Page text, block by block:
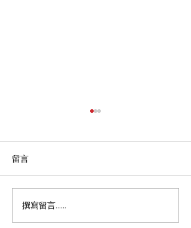
極致工藝與性能的交會-
MAGAMI 限時展出
留言
撰寫留言......